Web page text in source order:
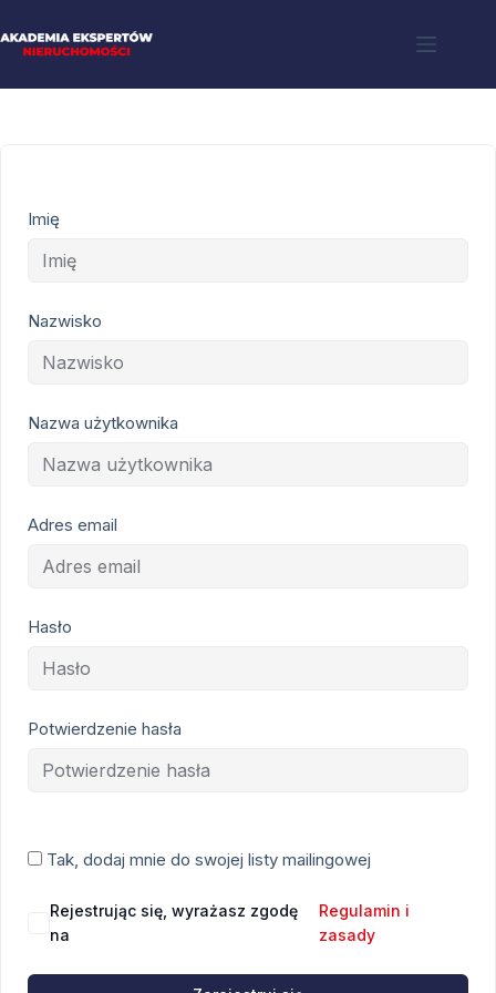
Imię
Nazwisko
Nazwa użytkownika
Adres email
Hasło
Potwierdzenie hasła
Tak, dodaj mnie do swojej listy mailingowej
Rejestrując się, wyrażasz zgodę
na
Regulamin i
zasady